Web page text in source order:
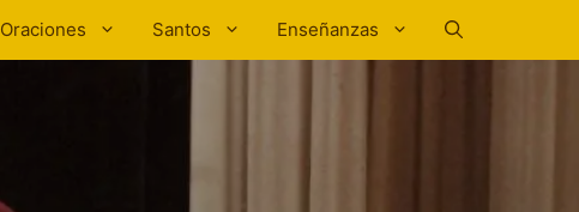
Oraciones Santos Enseñanzas